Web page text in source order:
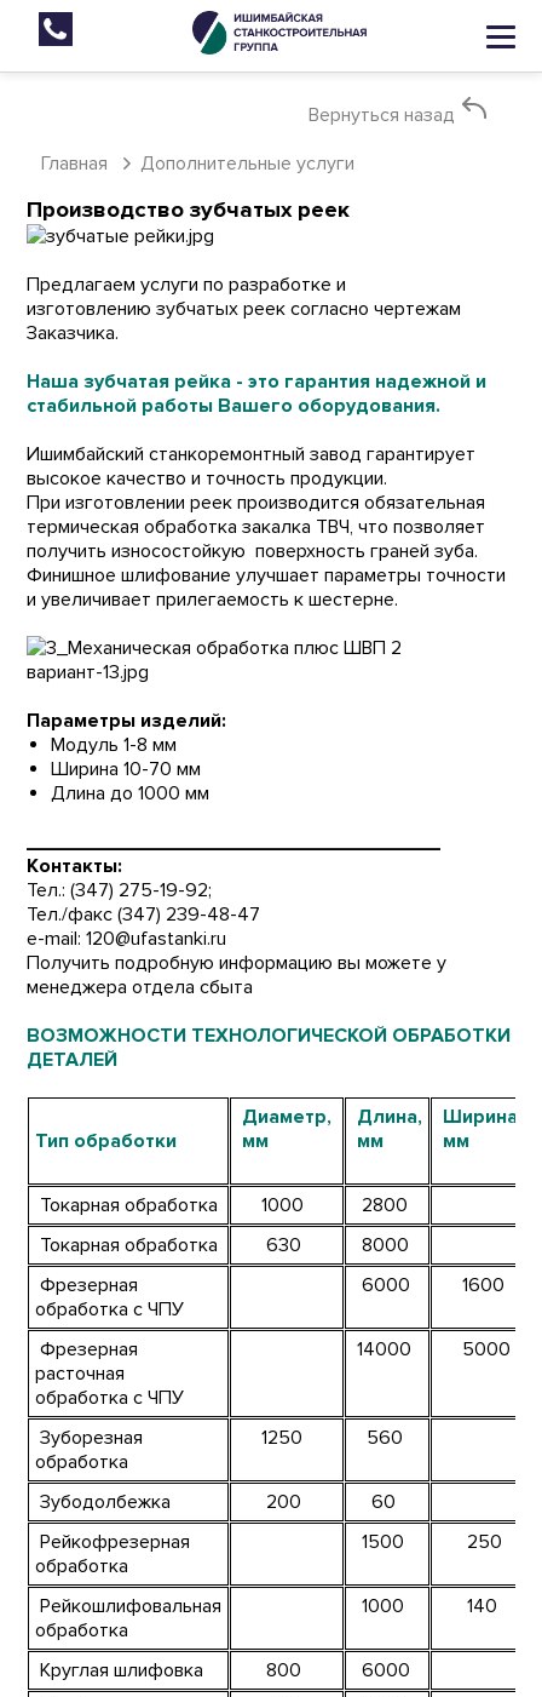
Вернуться назад
Главная
Дополнительные услуги
Производство зубчатых реек
Предлагаем услуги по разработке и
изготовлению зубчатых реек согласно чертежам
Заказчика.
Наша зубчатая рейка - это гарантия надежной и
стабильной работы Вашего оборудования.
Ишимбайский станкоремонтный завод гарантирует
высокое качество и точность продукции.
При изготовлении реек производится обязательная
термическая обработка закалка ТВЧ, что позволяет
получить износостойкую поверхность граней зуба.
Финишное шлифование улучшает параметры точности
и увеличивает прилегаемость к шестерне.
Параметры изделий:
Модуль 1-8 мм
Ширина 10-70 мм
Длина до 1000 мм
______________________________________
Контакты:
Тел.: (347) 275-19-92;
Тел./факс (347) 239-48-47
e-mail:120@ufastanki.ru
Получить подробную информацию вы можете у
менеджера отдела сбыта
ВОЗМОЖНОСТИ ТЕХНОЛОГИЧЕСКОЙ ОБРАБОТКИ
ДЕТАЛЕЙ
Тип обработки
Диаметр,
мм
Длина,
мм
Ширина,
мм
Токарная обработка 1000
2800
Токарная обработка
630
8000
Фрезерная
обработка с ЧПУ
6000 1600
Фрезерная
расточная
обработка с ЧПУ
14000 5000
Зуборезная
обработка
1250 560
Зубодолбежка 200
60
Рейкофрезерная
обработка
1500 250
Рейкошлифовальная
обработка
1000 140
Круглая шлифовка 800
6000